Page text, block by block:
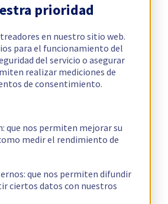
prioridad
en nuestro sitio web.
para el funcionamiento del
del servicio o asegurar
realizar mediciones de
de consentimiento.
que nos permiten mejorar su
medir el rendimiento de
que nos permiten difundir
ciertos datos con nuestros